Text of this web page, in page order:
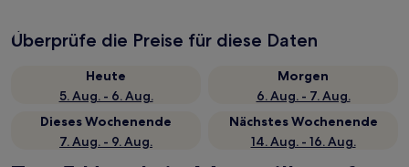
Überprüfe die Preise für diese Daten
Heute
5. Aug. - 6. Aug.
Morgen
6. Aug. - 7. Aug.
Dieses Wochenende
7. Aug. - 9. Aug.
Nächstes Wochenende
14. Aug. - 16. Aug.